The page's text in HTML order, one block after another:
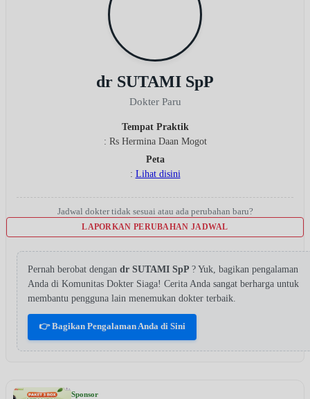
dr SUTAMI SpP
Dokter Paru
Tempat Praktik
: Rs Hermina Daan Mogot
Peta
: Lihat disini
Jadwal dokter tidak sesuai atau ada perubahan baru?
LAPORKAN PERUBAHAN JADWAL
Pernah berobat dengan dr SUTAMI SpP ? Yuk, bagikan pengalaman
Anda di Komunitas Dokter Siaga! Cerita Anda sangat berharga untuk
membantu pengguna lain menemukan dokter terbaik.
👉 Bagikan Pengalaman Anda di Sini
Sponsor